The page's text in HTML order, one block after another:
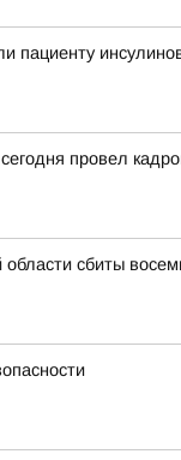
пациенту
провел
области сбиты